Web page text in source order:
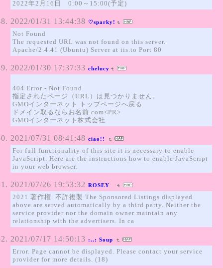
2022年2月16日 0:00～15:00(予定)
2022/01/31 13:44:38 ♡sparky!
Not Found
The requested URL was not found on this server.
Apache/2.4.41 (Ubuntu) Server at iis.to Port 80
2022/01/30 17:37:33 chelucy
404 Error - Not Found
指定されたページ（URL）は見つかりません。
GMOインターネット トップページへ戻る
ドメイン取るならお名前.com<PR>
GMOインターネット株式会社
2021/07/31 08:41:48 ciao!!
For full functionality of this site it is necessary to enable
JavaScript. Here are the instructions how to enable JavaScript
in your web browser.
2021/07/26 19:53:32 ROSEY
2021 著作権. 不許複製 The Sponsored Listings displayed
above are served automatically by a third party. Neither the
service provider nor the domain owner maintain any
relationship with the advertisers. In ca
2021/07/17 14:50:13 :..: Soup
Error. Page cannot be displayed. Please contact your service
provider for more details. (18)